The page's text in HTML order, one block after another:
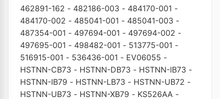
462891-162 - 482186-003 - 484170-001 -
484170-002 - 485041-001 - 485041-003 -
487354-001 - 497694-001 - 497694-002 -
497695-001 - 498482-001 - 513775-001 -
516915-001 - 536436-001 - EV06055 -
HSTNN-CB73 - HSTNN-DB73 - HSTNN-IB73 -
HSTNN-IB79 - HSTNN-LB73 - HSTNN-UB72 -
HSTNN-UB73 - HSTNN-XB79 - KS526AA -